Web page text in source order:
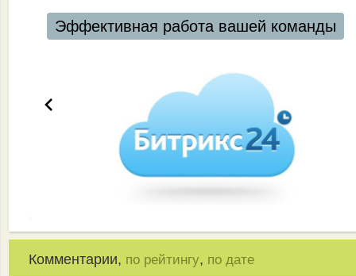
Эффективная работа вашей команды
Комментарии, по рейтингу, по дате